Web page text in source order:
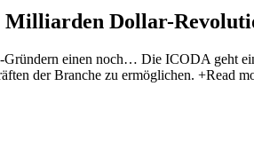
Milliarden Dollar-
Gründern einen noch… Die ICODA geht
der Branche zu ermöglichen. +Read